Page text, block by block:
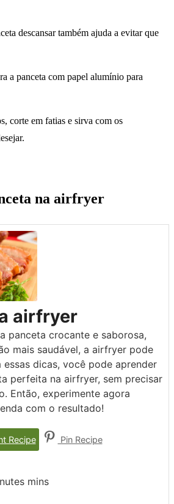
descansar também ajuda a evitar que
a panceta com papel alumínio para
corte em fatias e sirva com os
na airfryer
airfryer
panceta crocante e saborosa,
mais saudável, a airfryer pode
essas dicas, você pode aprender
perfeita na airfryer, sem precisar
Então, experimente agora
com o resultado!
Recipe Pin Recipe
mins